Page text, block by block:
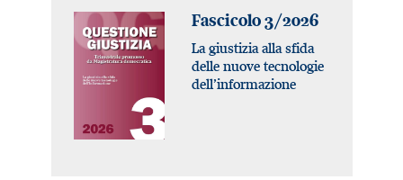
Fascicolo 3/2026
La giustizia alla sfida
delle nuove tecnologie
dell’informazione